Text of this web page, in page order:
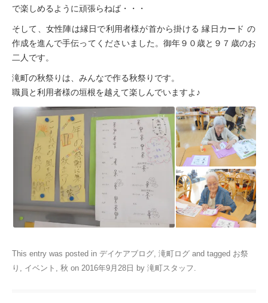
で楽 しめるよ うに頑張らねば・ ・・
そして、 女性陣は縁日で利 用者様が首から掛ける 縁 日カード の
作成を進んで手伝って くださいました。御年９０ 歳と９７ 歳のお
二 人です。
滝町の秋祭りは、 みんなで作る秋祭 りです。
職員と利 用者様の垣根を越えて楽し んでいますよ♪
This entry was posted in デイケアブログ, 滝町ログ and tagged お祭
り , イベント , 秋 on 2016年9月28日 by 滝町スタッフ.